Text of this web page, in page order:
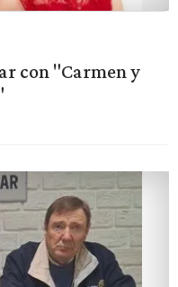
con "Carmen y